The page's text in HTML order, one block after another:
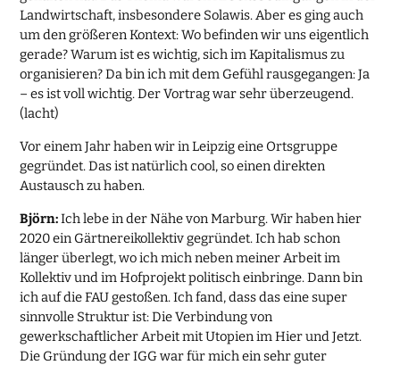
Landwirtschaft, insbesondere Solawis. Aber es ging auch
um den größeren Kontext: Wo befinden wir uns eigentlich
gerade? Warum ist es wichtig, sich im Kapitalismus zu
organisieren? Da bin ich mit dem Gefühl rausgegangen: Ja
– es ist voll wichtig. Der Vortrag war sehr überzeugend.
(lacht)
Vor einem Jahr haben wir in Leipzig eine Ortsgruppe
gegründet. Das ist natürlich cool, so einen direkten
Austausch zu haben.
Björn:Ich lebe in der Nähe von Marburg. Wir haben hier
2020 ein Gärtnereikollektiv gegründet. Ich hab schon
länger überlegt, wo ich mich neben meiner Arbeit im
Kollektiv und im Hofprojekt politisch einbringe. Dann bin
ich auf die FAU gestoßen. Ich fand, dass das eine super
sinnvolle Struktur ist: Die Verbindung von
gewerkschaftlicher Arbeit mit Utopien im Hier und Jetzt.
Die Gründung der IGG war für mich ein sehr guter